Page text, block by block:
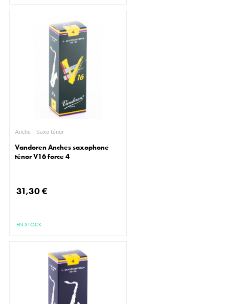
Anche - Saxo ténor
Vandoren Anches saxophone
ténor V16 force 4
31,30 €
EN STOCK